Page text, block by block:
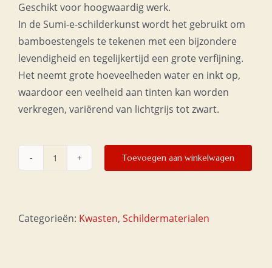
Geschikt voor hoogwaardig werk.
In de Sumi-e-schilderkunst wordt het gebruikt om
bamboestengels te tekenen met een bijzondere
levendigheid en tegelijkertijd een grote verfijning.
Het neemt grote hoeveelheden water en inkt op,
waardoor een veelheid aan tinten kan worden
verkregen, variërend van lichtgrijs tot zwart.
Wolkenkwast
aantal
Toevoegen aan winkelwagen
Categorieën: Kwasten, Schildermaterialen